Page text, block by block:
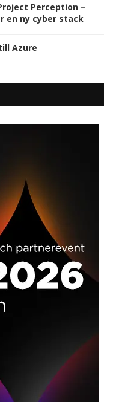
Perception –
en ny cyber stack
Azure